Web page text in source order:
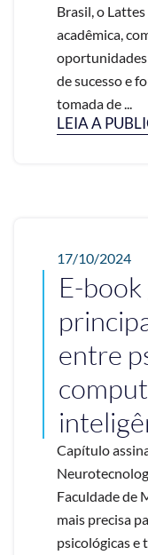
Brasil, o
acadêmica,
de sucesso e
tomada de ...
LEIA A
17/10/2024
E-
entre
Capítulo
Faculdade de
mais precisa
psicológicas e